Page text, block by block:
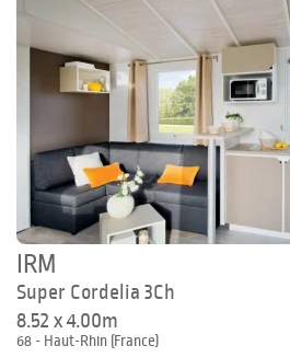
IRM
Super Cordelia 3Ch
8.52 x 4.00m
68 - Haut-Rhin (France)